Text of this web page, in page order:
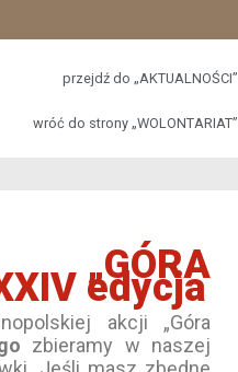
przejdź do „AKTUALNOŚCI”
wróć do strony „WOLONTARIAT”
edycja
akcji „Góra
zbieramy w naszej